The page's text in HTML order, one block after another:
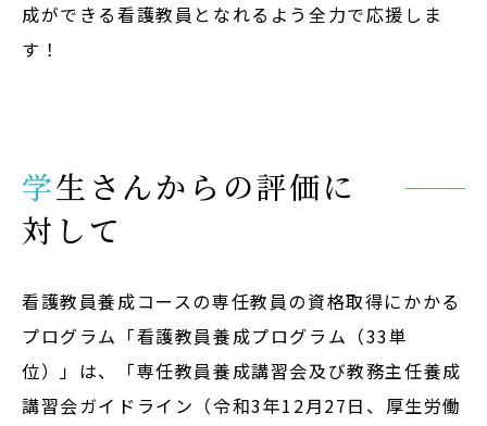
成ができる看護教員となれるよう全力で応援しま
す！
学生さんからの評価に
対して
看護教員養成コースの専任教員の資格取得にかかる
プログラム「看護教員養成プログラム（33単
位）」は、「専任教員養成講習会及び教務主任養成
講習会ガイドライン（令和3年12月27日、厚生労働